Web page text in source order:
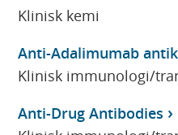
Klinisk kemi
Anti-Adalimumab
Klinisk immunologi/
Anti-Drug Antibodies